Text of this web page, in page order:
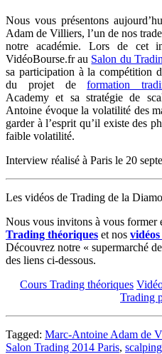
Nous vous présentons
Adam de Villiers, l’un de nos
notre académie. Lors de cet
VidéoBourse.fr au Salon du
sa participation à la compétition
du projet deformation
Academy et sa stratégie de
Antoine évoque la volatilité des
garder à l’esprit qu’il existe des
faible volatilité.
Interview réalisé à Paris le 20
Les vidéos de Trading de la
Nous vous invitons à vous former
Trading théoriques et nos
Découvrez notre « supermarché
des liens ci-dessous.
Cours Trading théoriques
Trading
Tagged: Marc-Antoine Adam de
Salon Trading 2014 Paris, scalping